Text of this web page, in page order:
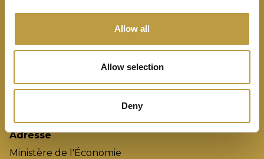
Allow all
Allow selection
Deny
Nominés
Gagnants
Conditions
Adresse
Ministère de l'Économie